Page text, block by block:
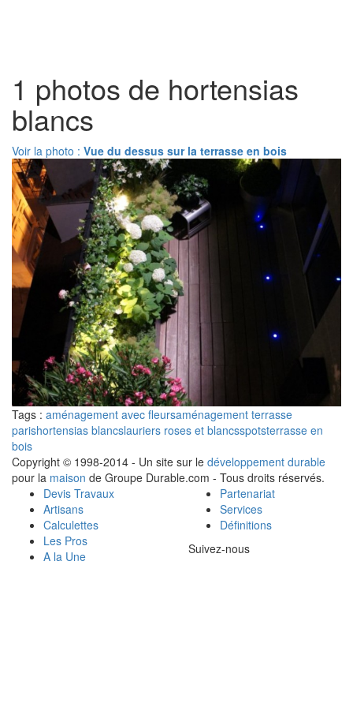
1 photos de hortensias
blancs
Voir la photo : Vue du dessus sur la terrasse en bois
Tags : aménagement avec fleursaménagement terrasse
parishortensias blancslauriers roses et blancsspotsterrasse en
bois
Copyright © 1998-2014 - Un site sur le développement durable
pour la maison de Groupe Durable.com - Tous droits réservés.
Devis Travaux
Artisans
Calculettes
Les Pros
A la Une
Partenariat
Services
Définitions
Suivez-nous